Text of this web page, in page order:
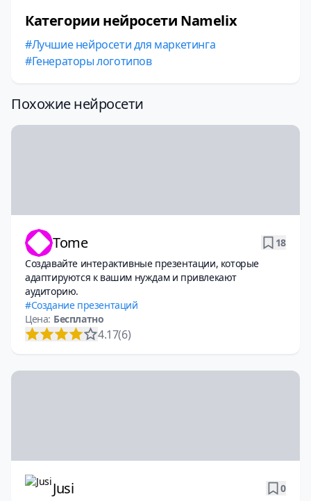
Категории нейросети Namelix
Лучшие нейросети для маркетинга
Генераторы логотипов
Похожие нейросети
Tome
18
Создавайте интерактивные презентации, которые
адаптируются к вашим нуждам и привлекают
аудиторию.
Создание презентаций
Цена: Бесплатно
4.17(6)
Jusi
0